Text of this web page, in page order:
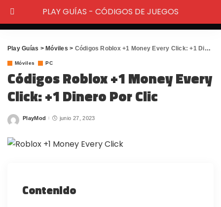
Play Guías > Móviles > Códigos Roblox +1 Money Every Click: +1 Dinero Por Clic
Móviles PC
Códigos Roblox +1 Money Every
Click: +1 Dinero Por Clic
Posted
PlayMod junio 27, 2023
Contenido
PLAY GUÍAS - CÓDIGOS DE JUEGOS